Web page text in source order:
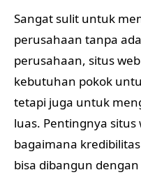
Sangat sulit untuk
perusahaan tanpa
perusahaan, situs
kebutuhan pokok
tetapi juga untuk
luas. Pentingnya
bagaimana
bisa dibangun